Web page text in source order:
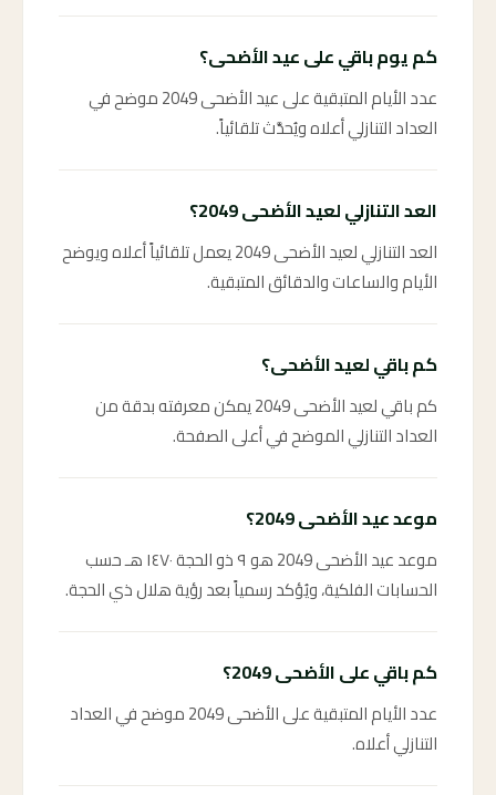
كم يوم باقي على عيد الأضحى؟
عدد الأيام المتبقية على عيد الأضحى 2049 موضح في
العداد التنازلي أعلاه ويُحدَّث تلقائياً.
العد التنازلي لعيد الأضحى 2049؟
العد التنازلي لعيد الأضحى 2049 يعمل تلقائياً أعلاه ويوضح
الأيام والساعات والدقائق المتبقية.
كم باقي لعيد الأضحى؟
كم باقي لعيد الأضحى 2049 يمكن معرفته بدقة من
العداد التنازلي الموضح في أعلى الصفحة.
موعد عيد الأضحى 2049؟
موعد عيد الأضحى 2049 هو ٩ ذو الحجة ١٤٧٠ هـ حسب
الحسابات الفلكية، ويُؤكد رسمياً بعد رؤية هلال ذي الحجة.
كم باقي على الأضحى 2049؟
عدد الأيام المتبقية على الأضحى 2049 موضح في العداد
التنازلي أعلاه.